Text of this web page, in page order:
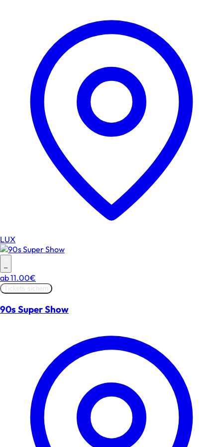
LUX
–
ab11.00€
Tickets sichern
90s Super Show